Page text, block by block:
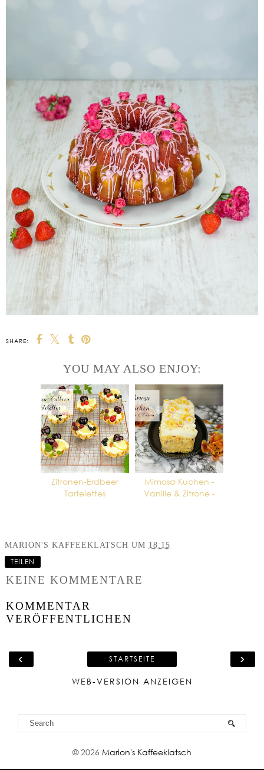
SHARE:
YOU MAY ALSO ENJOY:
Zitronen-Erdbeer
Tartelettes
Mimosa Kuchen -
Vanille & Zitrone -
MARION'S KAFFEEKLATSCH UM 18:15
TEILEN
KEINE KOMMENTARE
KOMMENTAR
VERÖFFENTLICHEN
‹ ›
STARTSEITE
WEB-VERSION ANZEIGEN
©2026 Marion's Kaffeeklatsch